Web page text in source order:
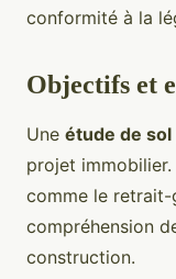
conformité à la
Objectifs et
Une étude de sol
projet
comme le retrait-
compréhension
construction.